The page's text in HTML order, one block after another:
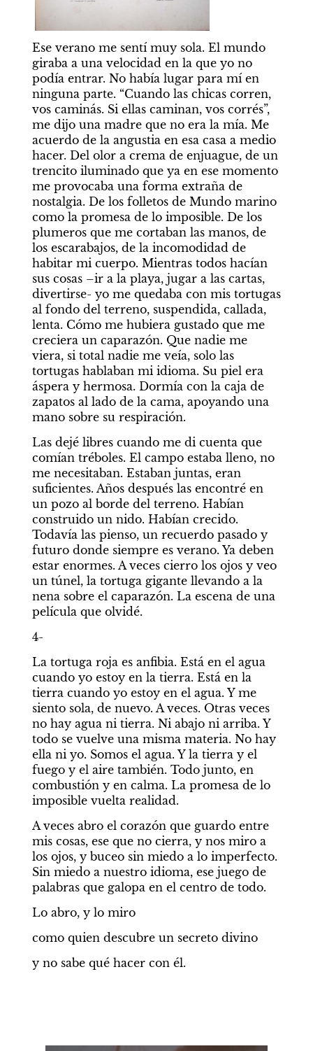
Ese verano me sentí muy sola. El mundo
giraba a una velocidad en la que yo no
podía entrar. No había lugar para mí en
ninguna parte. “Cuando las chicas corren,
vos caminás. Si ellas caminan, vos corrés”,
me dijo una madre que no era la mía. Me
acuerdo de la angustia en esa casa a medio
hacer. Del olor a crema de enjuague, de un
trencito iluminado que ya en ese momento
me provocaba una forma extraña de
nostalgia. De los folletos de Mundo marino
como la promesa de lo imposible. De los
plumeros que me cortaban las manos, de
los escarabajos, de la incomodidad de
habitar mi cuerpo. Mientras todos hacían
sus cosas –ir a la playa, jugar a las cartas,
divertirse- yo me quedaba con mis tortugas
al fondo del terreno, suspendida, callada,
lenta. Cómo me hubiera gustado que me
creciera un caparazón. Que nadie me
viera, si total nadie me veía, solo las
tortugas hablaban mi idioma. Su piel era
áspera y hermosa. Dormía con la caja de
zapatos al lado de la cama, apoyando una
mano sobre su respiración.
Las dejé libres cuando me di cuenta que
comían tréboles. El campo estaba lleno, no
me necesitaban. Estaban juntas, eran
suficientes. Años después las encontré en
un pozo al borde del terreno. Habían
construido un nido. Habían crecido.
Todavía las pienso, un recuerdo pasado y
futuro donde siempre es verano. Ya deben
estar enormes. A veces cierro los ojos y veo
un túnel, la tortuga gigante llevando a la
nena sobre el caparazón. La escena de una
película que olvidé.
4-
La tortuga roja es anfibia. Está en el agua
cuando yo estoy en la tierra. Está en la
tierra cuando yo estoy en el agua. Y me
siento sola, de nuevo. A veces. Otras veces
no hay agua ni tierra. Ni abajo ni arriba. Y
todo se vuelve una misma materia. No hay
ella ni yo. Somos el agua. Y la tierra y el
fuego y el aire también. Todo junto, en
combustión y en calma. La promesa de lo
imposible vuelta realidad.
A veces abro el corazón que guardo entre
mis cosas, ese que no cierra, y nos miro a
los ojos, y buceo sin miedo a lo imperfecto.
Sin miedo a nuestro idioma, ese juego de
palabras que galopa en el centro de todo.
Lo abro, y lo miro
como quien descubre un secreto divino
y no sabe qué hacer con él.